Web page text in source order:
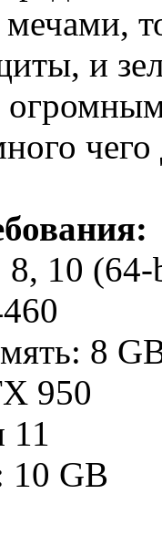
мечами,
и
чего
10
8
950
11
10 GB